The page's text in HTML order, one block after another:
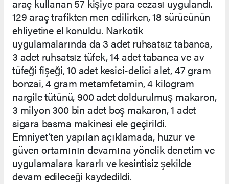
araç kullanan 57 kişiye para cezası uygulandı.
129 araç trafikten men edilirken, 18 sürücünün
ehliyetine el konuldu. Narkotik
uygulamalarında da 3 adet ruhsatsız tabanca,
3 adet ruhsatsız tüfek, 14 adet tabanca ve av
tüfeği fişeği, 10 adet kesici-delici alet, 47 gram
bonzai, 4 gram metamfetamin, 4 kilogram
nargile tütünü, 900 adet doldurulmuş makaron,
3 milyon 300 bin adet boş makaron, 1 adet
sigara basma makinesi ele geçirildi.
Emniyet’ten yapılan açıklamada, huzur ve
güven ortamının devamına yönelik denetim ve
uygulamalara kararlı ve kesintisiz şekilde
devam edileceği kaydedildi.